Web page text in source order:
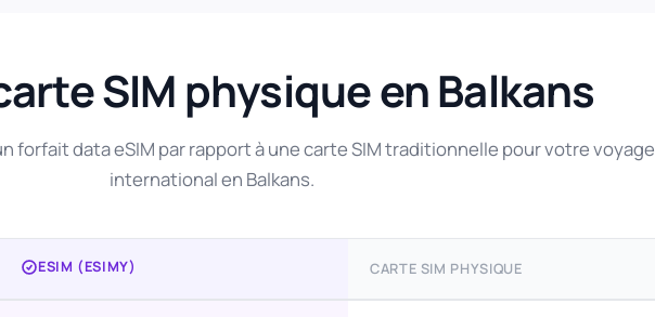
SIM physique en Balkans
forfait data eSIM par rapport à une carte SIM traditionnelle pour votre voyage
international en Balkans.
ESIM (ESIMY) CARTE SIM PHYSIQUE